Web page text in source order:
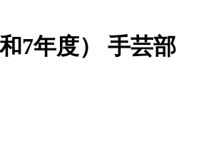
7年度） 手芸部